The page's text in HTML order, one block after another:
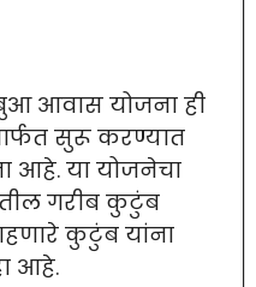
आवास योजना ही
सुरू करण्यात
आहे. या योजनेचा
गरीब कुटुंब
कुटुंब यांना
आहे.